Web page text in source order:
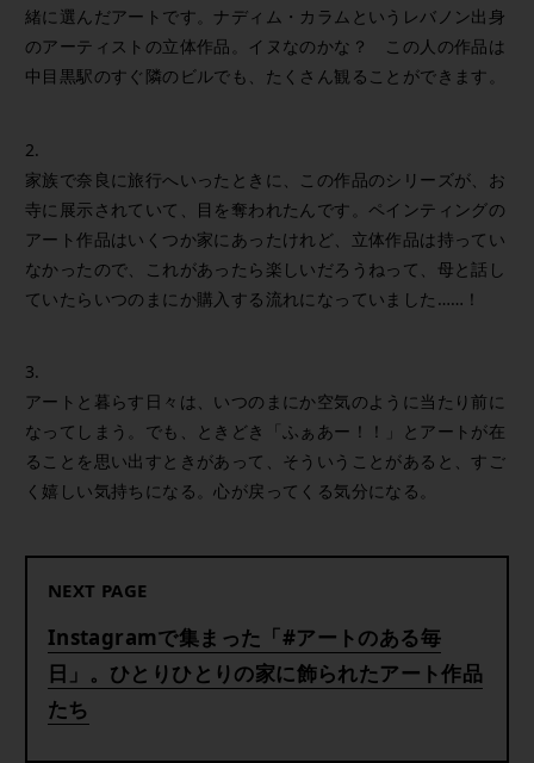
緒に選んだアートです。ナディム・カラムというレバノン出身
のアーティストの立体作品。イヌなのかな？ この人の作品は
中目黒駅のすぐ隣のビルでも、たくさん観ることができます。
2.
家族で奈良に旅行へいったときに、この作品のシリーズが、お
寺に展示されていて、目を奪われたんです。ペインティングの
アート作品はいくつか家にあったけれど、立体作品は持ってい
なかったので、これがあったら楽しいだろうねって、母と話し
ていたらいつのまにか購入する流れになっていました……！
3.
アートと暮らす日々は、いつのまにか空気のように当たり前に
なってしまう。でも、ときどき「ふぁあー！！」とアートが在
ることを思い出すときがあって、そういうことがあると、すご
く嬉しい気持ちになる。心が戻ってくる気分になる。
NEXT PAGE
Instagramで集まった「#アートのある毎
日」。ひとりひとりの家に飾られたアート作品
たち